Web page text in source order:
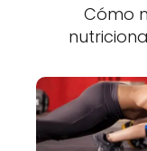
Cómo